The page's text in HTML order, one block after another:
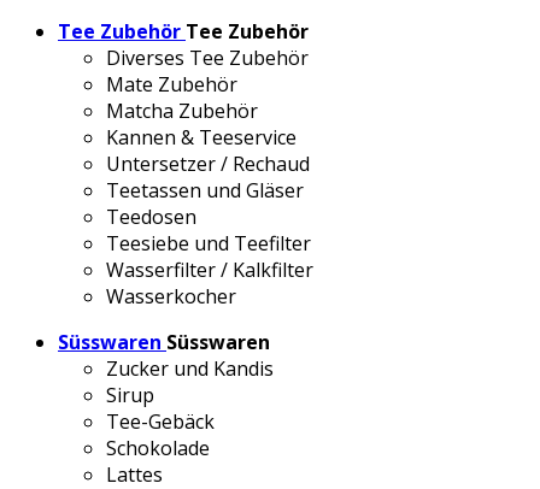
Tee Zubehör Tee Zubehör
Diverses Tee Zubehör
Mate Zubehör
Matcha Zubehör
Kannen & Teeservice
Untersetzer / Rechaud
Teetassen und Gläser
Teedosen
Teesiebe und Teefilter
Wasserfilter / Kalkfilter
Wasserkocher
Süsswaren Süsswaren
Zucker und Kandis
Sirup
Tee-Gebäck
Schokolade
Lattes